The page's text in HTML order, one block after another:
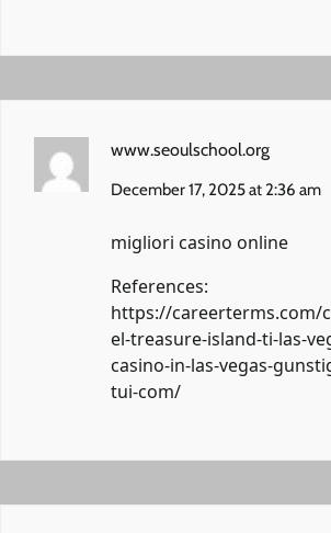
www.seoulschool.org
December 17, 2025 at 2:36 am
migliori casino online
References:
https://careerterms.com/
el-treasure-island-ti-las-
casino-in-las-vegas-
tui-com/